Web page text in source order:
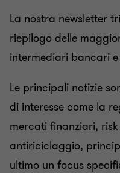
La nostra newsletter
riepilogo delle
intermediari bancari
Le principali notizie
di interesse come la
mercati finanziari,
antiriciclaggio,
ultimo un focus